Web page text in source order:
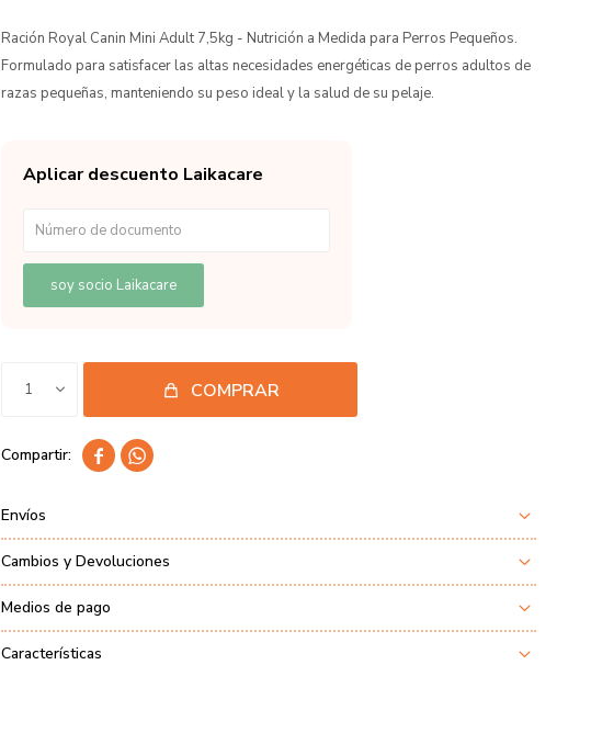
Ración Royal Canin Mini Adult 7,5kg - Nutrición a Medida para Perros Pequeños.
Formulado para satisfacer las altas necesidades energéticas de perros adultos de
razas pequeñas, manteniendo su peso ideal y la salud de su pelaje.
Aplicar descuento Laikacare
soy socio Laikacare
1 COMPRAR
 
Envíos
Cambios y Devoluciones
Medios de pago
Características